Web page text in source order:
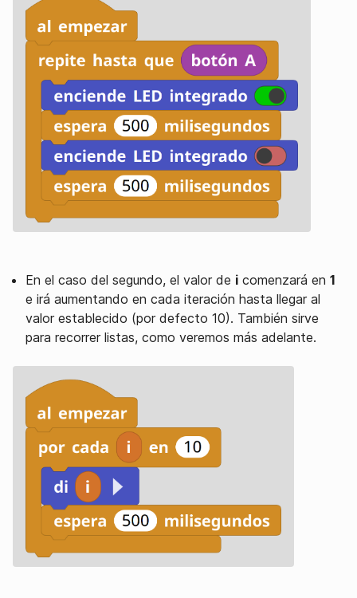
En el caso del segundo, el valor de i comenzará en 1
e irá aumentando en cada iteración hasta llegar al
valor establecido (por defecto 10). También sirve
para recorrer listas, como veremos más adelante.